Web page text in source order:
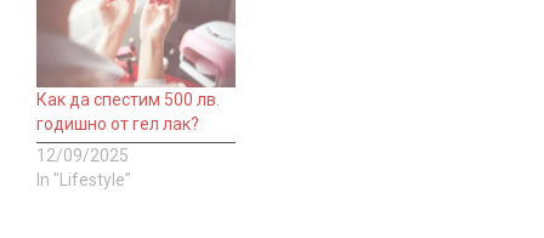
Как да спестим 500 лв.
годишно от гел лак?
12/09/2025
In "Lifestyle"